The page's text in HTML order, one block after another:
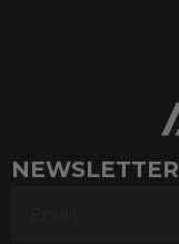
NEWSLETTER